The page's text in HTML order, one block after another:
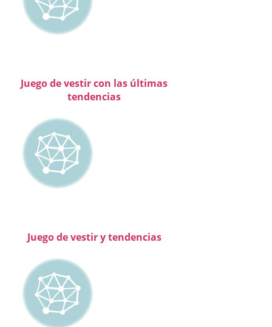
Juego de vestir con las últimas
tendencias
Juego de vestir y tendencias